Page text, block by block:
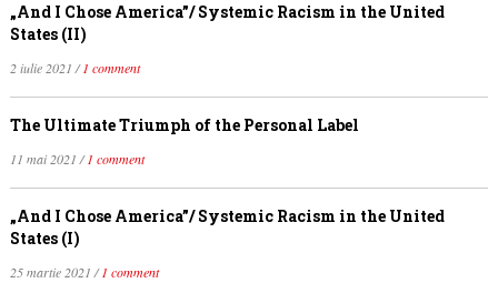
„And I Chose America”/ Systemic Racism in the United
States (II)
2 iulie 2021 /1 comment
The Ultimate Triumph of the Personal Label
11 mai 2021 /1 comment
„And I Chose America”/ Systemic Racism in the United
States (I)
25 martie 2021 /1 comment